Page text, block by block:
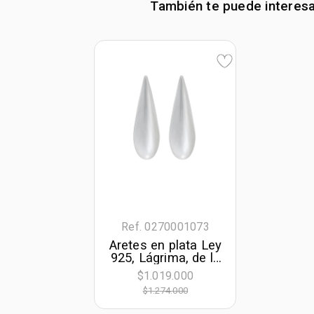
También te puede
Ref. 0270001073
Aretes en plata Ley
925, Lágrima, de la
coleccion Sueños
$1.019.000
$1.274.000